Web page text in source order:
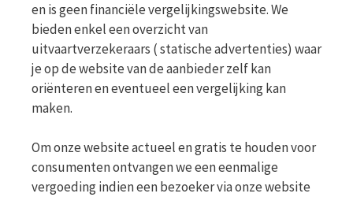
en is geen financiële vergelijkingswebsite. We
bieden enkel een overzicht van
uitvaartverzekeraars ( statische advertenties) waar
je op de website van de aanbieder zelf kan
oriënteren en eventueel een vergelijking kan
maken.
Om onze website actueel en gratis te houden voor
consumenten ontvangen we een eenmalige
vergoeding indien een bezoeker via onze website